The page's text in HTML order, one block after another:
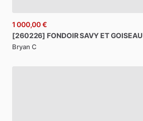
1 000,00 €
[260226] FONDOIRSAVY ETGOISEAU
Bryan C